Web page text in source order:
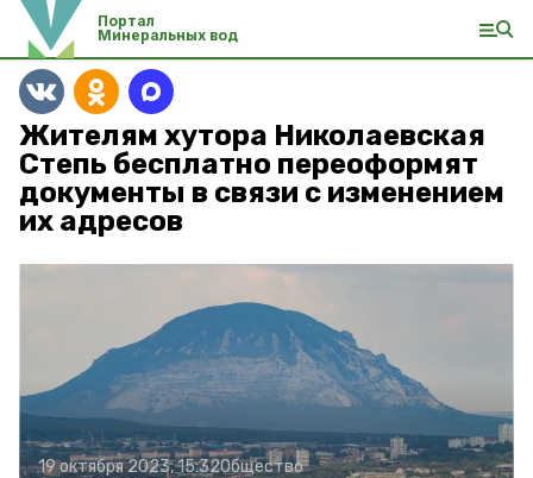
Портал
Минеральных вод
Жителям хутора Николаевская
Степь бесплатно переоформят
документы в связи с изменением
их адресов
19 октября 2023, 15:32Общество